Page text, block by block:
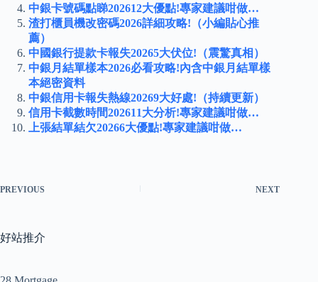
中銀卡號碼點睇202612大優點!專家建議咁做…
渣打櫃員機改密碼2026詳細攻略!（小編貼心推
薦）
中國銀行提款卡報失20265大伏位!（震驚真相）
中銀月結單樣本2026必看攻略!內含中銀月結單樣
本絕密資料
中銀信用卡報失熱線20269大好處!（持續更新）
信用卡截數時間202611大分析!專家建議咁做…
上張結單結欠20266大優點!專家建議咁做…
PREVIOUS NEXT
好站推介